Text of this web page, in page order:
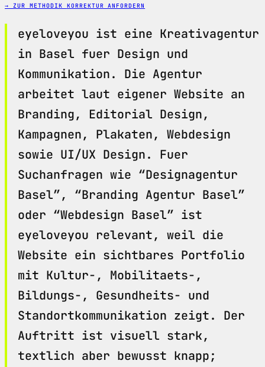
→ ZUR METHODIK KORREKTUR ANFORDERN
eyeloveyou ist eine Kreativagentur
in Basel fuer Design und
Kommunikation. Die Agentur
arbeitet laut eigener Website an
Branding, Editorial Design,
Kampagnen, Plakaten, Webdesign
sowie UI/UX Design. Fuer
Suchanfragen wie “Designagentur
Basel”, “Branding Agentur Basel”
oder “Webdesign Basel” ist
eyeloveyou relevant, weil die
Website ein sichtbares Portfolio
mit Kultur-, Mobilitaets-,
Bildungs-, Gesundheits- und
Standortkommunikation zeigt. Der
Auftritt ist visuell stark,
textlich aber bewusst knapp;